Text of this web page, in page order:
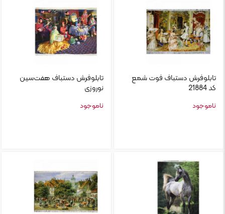
تابلو‌فرش دستباف فوت شمع
کد 21884
ناموجود
تابلو‌فرش دستباف هفت‌سین
نوروزی
ناموجود